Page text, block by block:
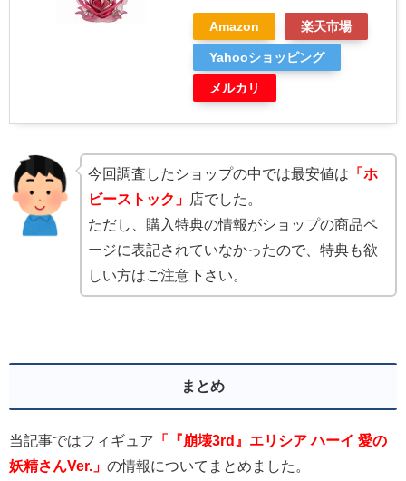
Amazon 楽天市場
Yahooショッピング
メルカリ
今回調査したショップの中では最安値は 「ホ
ビーストック」 店でした。
ただし、購入特典の情報がショップの商品ペ
ージに表記されていなかったので、特典も欲
しい方はご注意下さい。
まとめ
当記事ではフィギュア 「『崩壊3rd』エリシア ハーイ 愛の
妖精さんVer.」 の情報についてまとめました。